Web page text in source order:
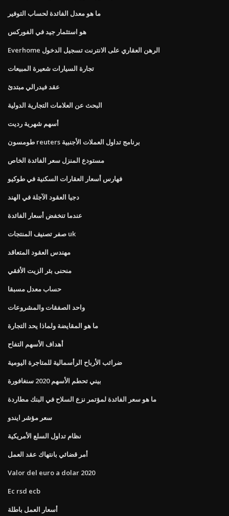
ما هو معدل الفائدة لحساب التوفير
هو استثمار جيد في الفوركس
Everhome الرهن العقاري على الانترنت تسجيل الدخول
تجارة السيارات شعيرة المبيعات
عقد فيدرالي مبتدئ
البحث عن العلامات التجارية الدولية
أسهم شهرية رديت
طومسون reuters برنامج تداول العملات الأجنبية
مستودع المنزل سعر الفائدة الخاص
فهارس أسعار العقارات السكنية في طوكيو
دجيا العقود الآجلة في الهند
عندما تنخفض أسعار الفائدة
صفر تصنيف المنتجات uk
مهندس العقود المتعاقد
منحنى بئر الزيت الأفقي
حساب معدل مسبقا
واحد الصفقات والمشروعات
ما هو المقايضة ولماذا يحد التجارة
أهداف الأسهم التفاح
ضرائب الأرباح الرأسمالية للمتاجرة اليومية
بيني تحطم الأسهم 2020 سنغافورة
ما هو سعر الفائدة لمؤتمر نزع السلاح في البنك مطاردة
سعر مؤشر ايندو
نظام تداول السلع الأمريكية
أمر قضائي بانتهاك عقد العمل
Valor del euro a dolar 2020
Ec rsd ecb
أسعار العمل باطلة